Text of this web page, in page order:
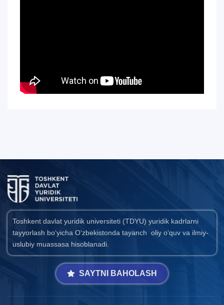
Toshkent davlat yuridik universiteti (TDYU) yuridik kadrlarni
tayyorlash bo‘yicha O‘zbekistonda tayanch oliy o‘quv va ilmiy-
uslubiy muassasa hisoblanadi.
SAYTNI BAHOLASH